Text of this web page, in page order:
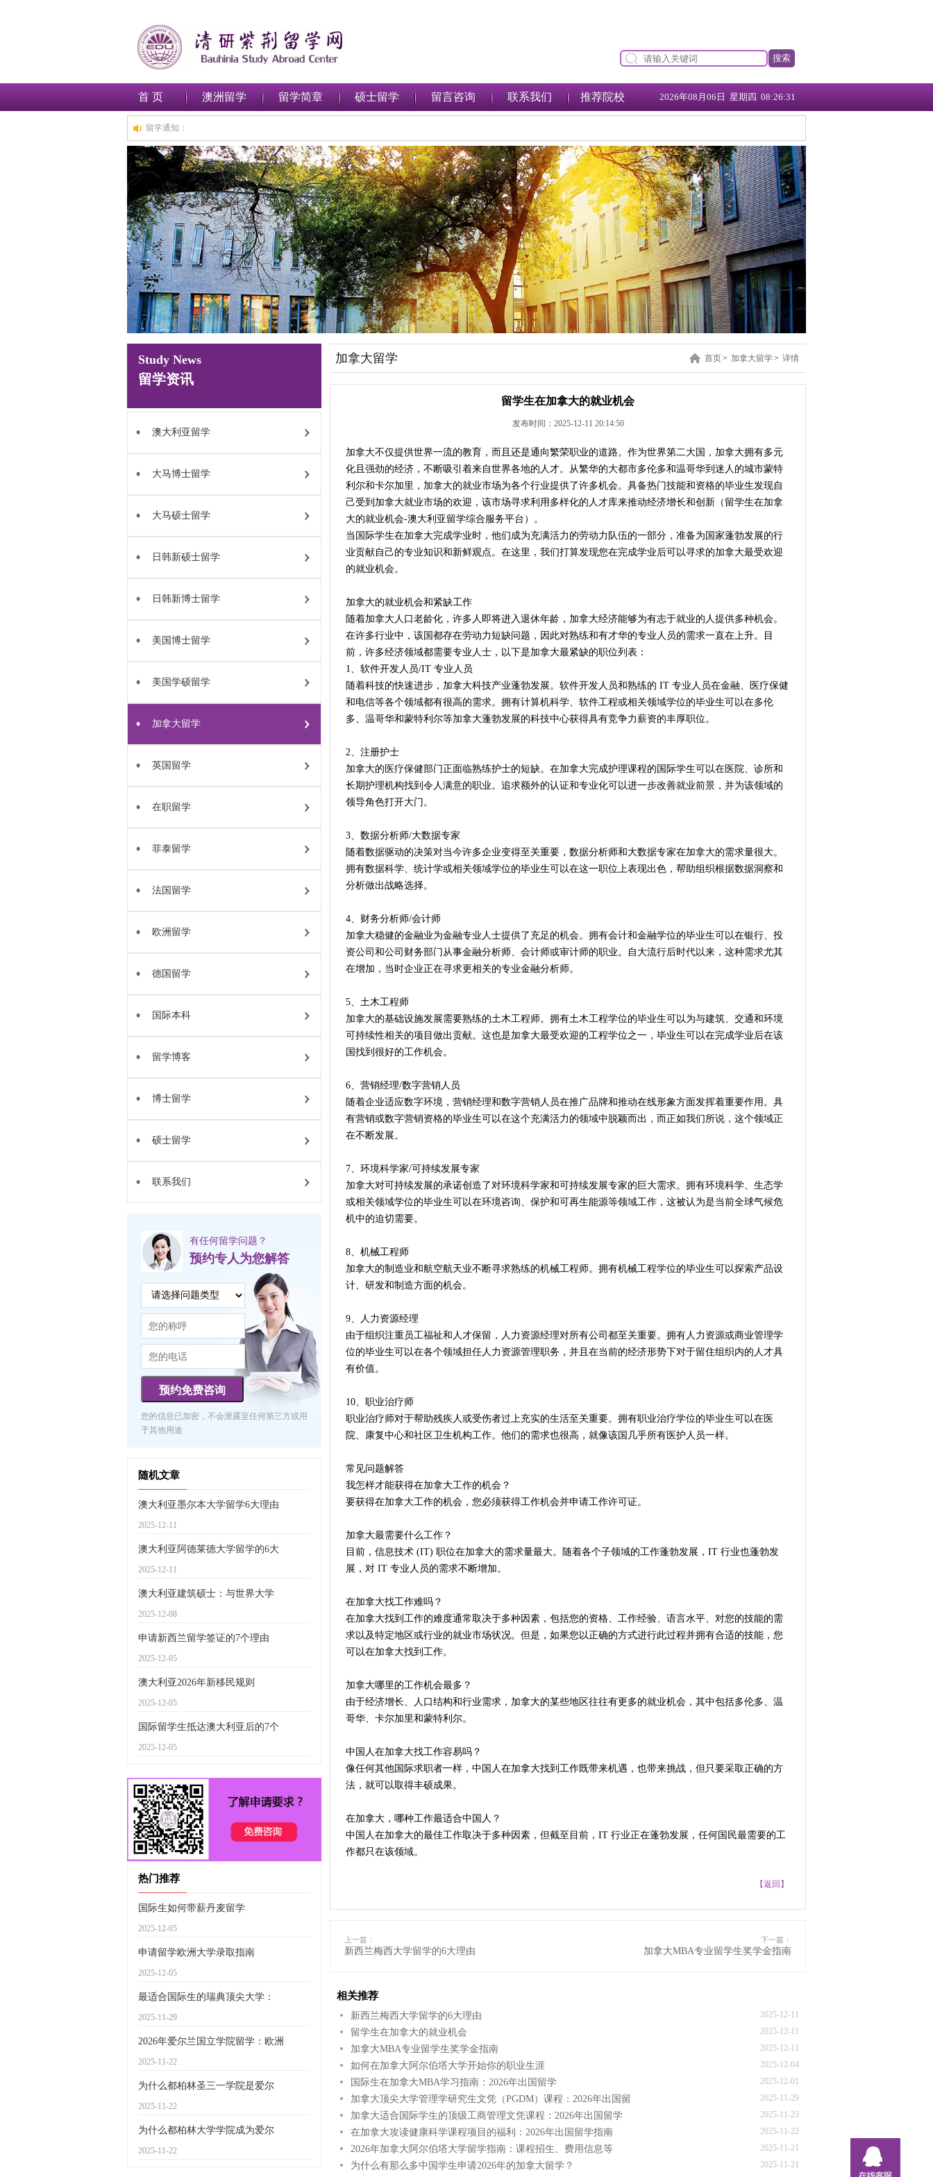
搜索
首 页 澳洲留学 留学简章 硕士留学 留言咨询 联系我们 推荐院校 2026年08月06日 星期四 08:26:32
留学通知：
Study News
留学资讯
澳大利亚留学
大马博士留学
大马硕士留学
日韩新硕士留学
日韩新博士留学
美国博士留学
美国学硕留学
加拿大留学
英国留学
在职留学
菲泰留学
法国留学
欧洲留学
德国留学
国际本科
留学博客
博士留学
硕士留学
联系我们
有任何留学问题？
预约专人为您解答
预约免费咨询
您的信息已加密，不会泄露至任何第三方或用
于其他用途
随机文章
澳大利亚墨尔本大学留学6大理由
2025-12-11
澳大利亚阿德莱德大学留学的6大
2025-12-11
澳大利亚建筑硕士：与世界大学
2025-12-08
申请新西兰留学签证的7个理由
2025-12-05
澳大利亚2026年新移民规则
2025-12-05
国际留学生抵达澳大利亚后的7个
2025-12-05
热门推荐
国际生如何带薪丹麦留学
2025-12-05
申请留学欧洲大学录取指南
2025-12-05
最适合国际生的瑞典顶尖大学：
2025-11-29
2026年爱尔兰国立学院留学：欧洲
2025-11-22
为什么都柏林圣三一学院是爱尔
2025-11-22
为什么都柏林大学学院成为爱尔
2025-11-22
首页> 加拿大留学> 详情
加拿大留学
留学生在加拿大的就业机会
发布时间：2025-12-11 20:14:50
加拿大不仅提供世界一流的教育，而且还是通向繁荣职业的道路。作为世界第二大国，加拿大拥有多元
化且强劲的经济，不断吸引着来自世界各地的人才。从繁华的大都市多伦多和温哥华到迷人的城市蒙特
利尔和卡尔加里，加拿大的就业市场为各个行业提供了许多机会。具备热门技能和资格的毕业生发现自
己受到加拿大就业市场的欢迎，该市场寻求利用多样化的人才库来推动经济增长和创新（留学生在加拿
大的就业机会-澳大利亚留学综合服务平台）。
当国际学生在加拿大完成学业时，他们成为充满活力的劳动力队伍的一部分，准备为国家蓬勃发展的行
业贡献自己的专业知识和新鲜观点。在这里，我们打算发现您在完成学业后可以寻求的加拿大最受欢迎
的就业机会。
加拿大的就业机会和紧缺工作
随着加拿大人口老龄化，许多人即将进入退休年龄，加拿大经济能够为有志于就业的人提供多种机会。
在许多行业中，该国都存在劳动力短缺问题，因此对熟练和有才华的专业人员的需求一直在上升。目
前，许多经济领域都需要专业人士，以下是加拿大最紧缺的职位列表：
1、软件开发人员/IT 专业人员
随着科技的快速进步，加拿大科技产业蓬勃发展。软件开发人员和熟练的 IT 专业人员在金融、医疗保健
和电信等各个领域都有很高的需求。拥有计算机科学、软件工程或相关领域学位的毕业生可以在多伦
多、温哥华和蒙特利尔等加拿大蓬勃发展的科技中心获得具有竞争力薪资的丰厚职位。
2、注册护士
加拿大的医疗保健部门正面临熟练护士的短缺。在加拿大完成护理课程的国际学生可以在医院、诊所和
长期护理机构找到令人满意的职业。追求额外的认证和专业化可以进一步改善就业前景，并为该领域的
领导角色打开大门。
3、数据分析师/大数据专家
随着数据驱动的决策对当今许多企业变得至关重要，数据分析师和大数据专家在加拿大的需求量很大。
拥有数据科学、统计学或相关领域学位的毕业生可以在这一职位上表现出色，帮助组织根据数据洞察和
分析做出战略选择。
4、财务分析师/会计师
加拿大稳健的金融业为金融专业人士提供了充足的机会。拥有会计和金融学位的毕业生可以在银行、投
资公司和公司财务部门从事金融分析师、会计师或审计师的职业。自大流行后时代以来，这种需求尤其
在增加，当时企业正在寻求更相关的专业金融分析师。
5、土木工程师
加拿大的基础设施发展需要熟练的土木工程师。拥有土木工程学位的毕业生可以为与建筑、交通和环境
可持续性相关的项目做出贡献。这也是加拿大最受欢迎的工程学位之一，毕业生可以在完成学业后在该
国找到很好的工作机会。
6、营销经理/数字营销人员
随着企业适应数字环境，营销经理和数字营销人员在推广品牌和推动在线形象方面发挥着重要作用。具
有营销或数字营销资格的毕业生可以在这个充满活力的领域中脱颖而出，而正如我们所说，这个领域正
在不断发展。
7、环境科学家/可持续发展专家
加拿大对可持续发展的承诺创造了对环境科学家和可持续发展专家的巨大需求。拥有环境科学、生态学
或相关领域学位的毕业生可以在环境咨询、保护和可再生能源等领域工作，这被认为是当前全球气候危
机中的迫切需要。
8、机械工程师
加拿大的制造业和航空航天业不断寻求熟练的机械工程师。拥有机械工程学位的毕业生可以探索产品设
计、研发和制造方面的机会。
9、人力资源经理
由于组织注重员工福祉和人才保留，人力资源经理对所有公司都至关重要。拥有人力资源或商业管理学
位的毕业生可以在各个领域担任人力资源管理职务，并且在当前的经济形势下对于留住组织内的人才具
有价值。
10、职业治疗师
职业治疗师对于帮助残疾人或受伤者过上充实的生活至关重要。拥有职业治疗学位的毕业生可以在医
院、康复中心和社区卫生机构工作。他们的需求也很高，就像该国几乎所有医护人员一样。
常见问题解答
我怎样才能获得在加拿大工作的机会？
要获得在加拿大工作的机会，您必须获得工作机会并申请工作许可证。
加拿大最需要什么工作？
目前，信息技术 (IT) 职位在加拿大的需求量最大。随着各个子领域的工作蓬勃发展，IT 行业也蓬勃发
展，对 IT 专业人员的需求不断增加。
在加拿大找工作难吗？
在加拿大找到工作的难度通常取决于多种因素，包括您的资格、工作经验、语言水平、对您的技能的需
求以及特定地区或行业的就业市场状况。但是，如果您以正确的方式进行此过程并拥有合适的技能，您
可以在加拿大找到工作。
加拿大哪里的工作机会最多？
由于经济增长、人口结构和行业需求，加拿大的某些地区往往有更多的就业机会，其中包括多伦多、温
哥华、卡尔加里和蒙特利尔。
中国人在加拿大找工作容易吗？
像任何其他国际求职者一样，中国人在加拿大找到工作既带来机遇，也带来挑战，但只要采取正确的方
法，就可以取得丰硕成果。
在加拿大，哪种工作最适合中国人？
中国人在加拿大的最佳工作取决于多种因素，但截至目前，IT 行业正在蓬勃发展，任何国民最需要的工
作都只在该领域。
【返回】
上一篇：
新西兰梅西大学留学的6大理由
下一篇：
加拿大MBA专业留学生奖学金指南
相关推荐
新西兰梅西大学留学的6大理由 2025-12-11
留学生在加拿大的就业机会 2025-12-11
加拿大MBA专业留学生奖学金指南 2025-12-11
如何在加拿大阿尔伯塔大学开始你的职业生涯 2025-12-04
国际生在加拿大MBA学习指南：2026年出国留学 2025-12-01
加拿大顶尖大学管理学研究生文凭（PGDM）课程：2026年出国留 2025-11-29
加拿大适合国际学生的顶级工商管理文凭课程：2026年出国留学 2025-11-23
在加拿大攻读健康科学课程项目的福利：2026年出国留学指南 2025-11-22
2026年加拿大阿尔伯塔大学留学指南：课程招生、费用信息等 2025-11-21
为什么有那么多中国学生申请2026年的加拿大留学？ 2025-11-21